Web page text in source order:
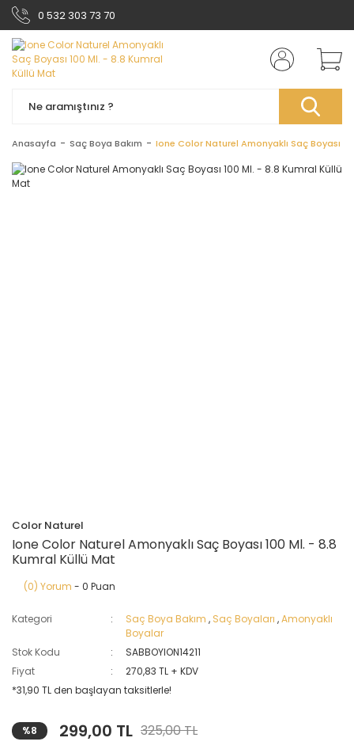
0 532 303 73 70
Anasayfa Saç Boya Bakım Ione Color Naturel Amonyaklı Saç Boyası
Color Naturel
Ione Color Naturel Amonyaklı Saç Boyası 100 Ml. - 8.8
Kumral Küllü Mat
(0) Yorum - 0 Puan
Kategori Saç Boya Bakım , Saç Boyaları ,Amonyaklı
Boyalar
Stok Kodu
SABBOYION14211
Fiyat
270,83 TL + KDV
*31,90 TL den başlayan taksitlerle!
%8 299,00 TL 325,00 TL